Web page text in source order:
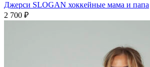
Джерси SLOGAN хоккейные мама и папа
2 700 ₽